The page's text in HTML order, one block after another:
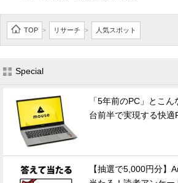
TOP > リサーチ > 人気スポット
Special
「5年前のPC」とこ
台前半で実現する快適
【抽選で5,000円分】